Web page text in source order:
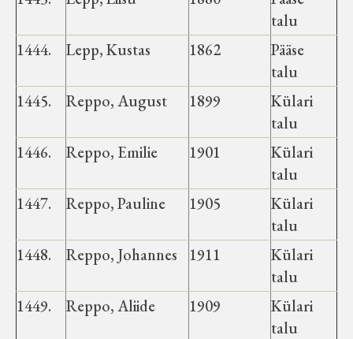
Koduleht on teoks saanud tänu Sillaotsa
Muuseumisõprade Seltsingu, Kohaliku
Omaalgatuse Programmi ja Märjamaa
Vallavalitsuse abile.
talu
1444.
Lepp, Kustas 1862
Pääse
talu
1445.
Reppo, August 1899
Külari
talu
1446.
Reppo, Emilie 1901
Külari
talu
1447.
Reppo, Pauline 1905
Külari
talu
1448.
Reppo, Johannes 1911
Külari
talu
1449.
Reppo, Aliide 1909
Külari
talu